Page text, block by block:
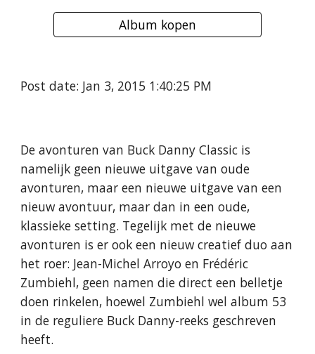
Album kopen
Post date: Jan 3, 2015 1:40:25 PM
De avonturen van Buck Danny Classic is
namelijk geen nieuwe uitgave van oude
avonturen, maar een nieuwe uitgave van een
nieuw avontuur, maar dan in een oude,
klassieke setting. Tegelijk met de nieuwe
avonturen is er ook een nieuw creatief duo aan
het roer: Jean-Michel Arroyo en Frédéric
Zumbiehl, geen namen die direct een belletje
doen rinkelen, hoewel Zumbiehl wel album 53
in de reguliere Buck Danny-reeks geschreven
heeft.